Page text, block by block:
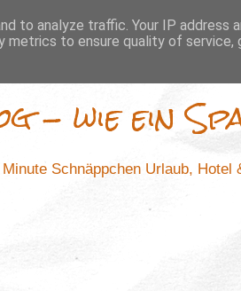
- wie ein
Schnäppchen Urlaub,
to analyze traffic. Your IP address
metrics to ensure quality of service,